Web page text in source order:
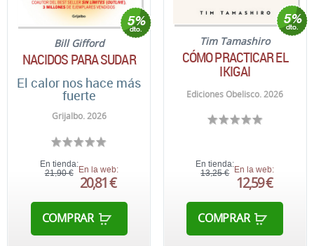
Bill Gifford
NACIDOS PARA SUDAR
El calor nos hace más
fuerte
Grijalbo. 2026
En tienda:
21,90 € En la web:
20,81 €
COMPRAR
Tim Tamashiro
CÓMO PRACTICAR EL
IKIGAI
Ediciones Obelisco. 2026
En tienda:
13,25 €
En la web:
12,59 €
COMPRAR